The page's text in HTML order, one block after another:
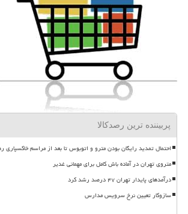
پربیننده ترین رصدکالا
احتمال تمدید رایگان بودن مترو و اتوبوس تا بعد از مراسم خاکسپاری
متروی تهران در آماده باش کامل برای مهمانی غدیر
درآمدهای پایدار تهران ۴۷ درصد رشد کرد
سازوکار تعیین نرخ سرویس مدارس